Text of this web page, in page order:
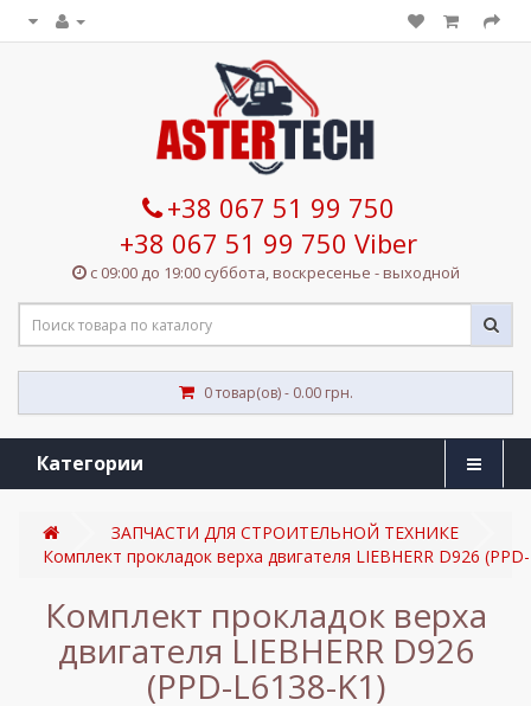
+38 067 51 99 750
+38 067 51 99 750 Viber
с 09:00 до 19:00 суббота, воскресенье - выходной
0 товар(ов) - 0.00 грн.
Категории
ЗАПЧАСТИ ДЛЯ СТРОИТЕЛЬНОЙ ТЕХНИКЕ
Комплект прокладок верха двигателя LIEBHERR D926
Комплект прокладок верха
двигателя LIEBHERR D926
(PPD-L6138-K1)